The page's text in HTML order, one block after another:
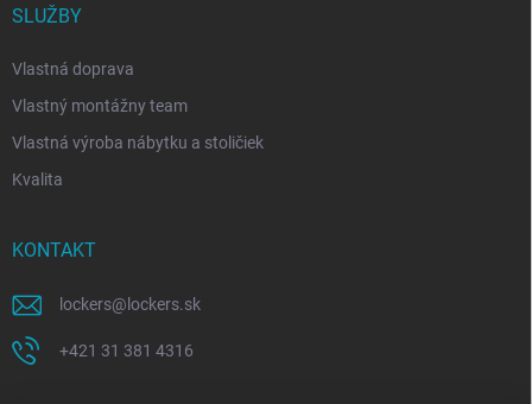
SLUŽBY
Vlastná doprava
Vlastný montážny team
Vlastná výroba nábytku a stoličiek
Kvalita
KONTAKT
lockers@ lockers.sk
+421 31 381 4316